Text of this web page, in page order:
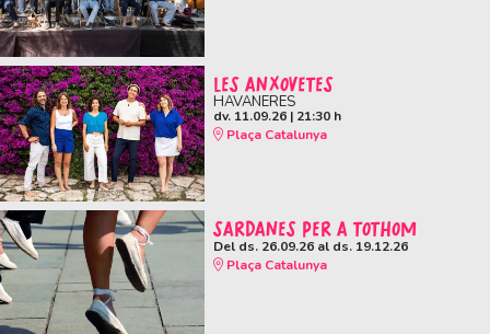
LES ANXOVETES
HAVANERES
dv. 11.09.26| 21:30 h
Plaça Catalunya
SARDANES PER A TOTHOM
Del ds. 26.09.26al ds. 19.12.26
Plaça Catalunya